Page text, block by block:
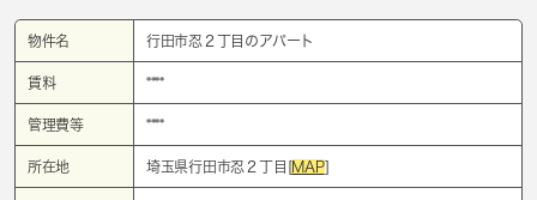
物件名 行田市忍２丁目のアパート
賃料 ****
管理費等 ****
所在地 埼玉県行田市忍２丁目[MAP]